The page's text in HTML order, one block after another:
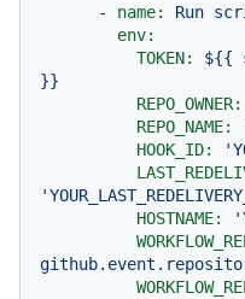
- name: Run
env:
TOKEN:
${{
}}
REPO_OWNER:
REPO_NAME:
HOOK_ID:
HOSTNAME: